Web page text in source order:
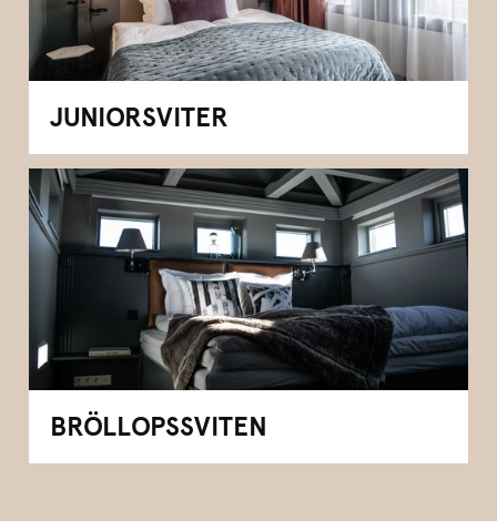
JUNIORSVITER
BRÖLLOPSSVITEN